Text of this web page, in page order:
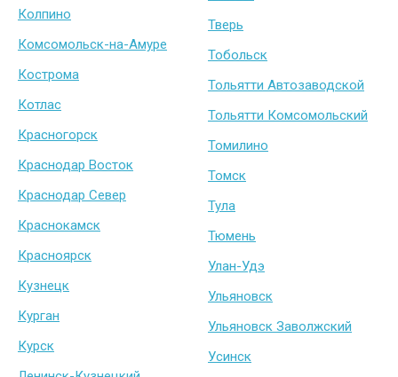
Колпино
Комсомольск-на-Амуре
Кострома
Котлас
Красногорск
Краснодар Восток
Краснодар Север
Краснокамск
Красноярск
Кузнецк
Курган
Курск
Тверь
Тобольск
Тольятти Автозаводской
Тольятти Комсомольский
Томилино
Томск
Тула
Тюмень
Улан-Удэ
Ульяновск
Ульяновск Заволжский
Усинск